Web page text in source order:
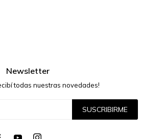
Newsletter
todas nuestras novedades!
SUSCRIBIRME
 